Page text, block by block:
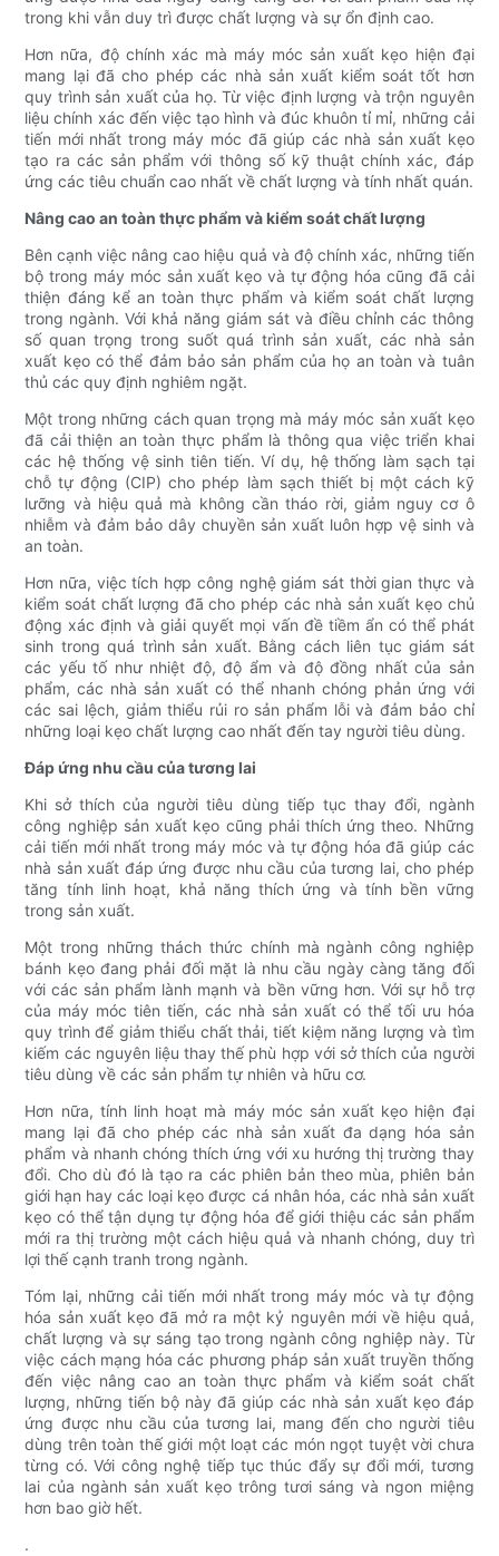
trong khi vẫn duy trì được chất lượng và sự ổn định cao.
Hơn nữa, độ chính xác mà máy móc sản xuất kẹo hiện đại
mang lại đã cho phép các nhà sản xuất kiểm soát tốt hơn
quy trình sản xuất của họ. Từ việc định lượng và trộn nguyên
liệu chính xác đến việc tạo hình và đúc khuôn tỉ mỉ, những cải
tiến mới nhất trong máy móc đã giúp các nhà sản xuất kẹo
tạo ra các sản phẩm với thông số kỹ thuật chính xác, đáp
ứng các tiêu chuẩn cao nhất về chất lượng và tính nhất quán.
Nâng cao an toàn thực phẩm và kiểm soát chất lượng
Bên cạnh việc nâng cao hiệu quả và độ chính xác, những tiến
bộ trong máy móc sản xuất kẹo và tự động hóa cũng đã cải
thiện đáng kể an toàn thực phẩm và kiểm soát chất lượng
trong ngành. Với khả năng giám sát và điều chỉnh các thông
số quan trọng trong suốt quá trình sản xuất, các nhà sản
xuất kẹo có thể đảm bảo sản phẩm của họ an toàn và tuân
thủ các quy định nghiêm ngặt.
Một trong những cách quan trọng mà máy móc sản xuất kẹo
đã cải thiện an toàn thực phẩm là thông qua việc triển khai
các hệ thống vệ sinh tiên tiến. Ví dụ, hệ thống làm sạch tại
chỗ tự động (CIP) cho phép làm sạch thiết bị một cách kỹ
lưỡng và hiệu quả mà không cần tháo rời, giảm nguy cơ ô
nhiễm và đảm bảo dây chuyền sản xuất luôn hợp vệ sinh và
an toàn.
Hơn nữa, việc tích hợp công nghệ giám sát thời gian thực và
kiểm soát chất lượng đã cho phép các nhà sản xuất kẹo chủ
động xác định và giải quyết mọi vấn đề tiềm ẩn có thể phát
sinh trong quá trình sản xuất. Bằng cách liên tục giám sát
các yếu tố như nhiệt độ, độ ẩm và độ đồng nhất của sản
phẩm, các nhà sản xuất có thể nhanh chóng phản ứng với
các sai lệch, giảm thiểu rủi ro sản phẩm lỗi và đảm bảo chỉ
những loại kẹo chất lượng cao nhất đến tay người tiêu dùng.
Đáp ứng nhu cầu của tương lai
Khi sở thích của người tiêu dùng tiếp tục thay đổi, ngành
công nghiệp sản xuất kẹo cũng phải thích ứng theo. Những
cải tiến mới nhất trong máy móc và tự động hóa đã giúp các
nhà sản xuất đáp ứng được nhu cầu của tương lai, cho phép
tăng tính linh hoạt, khả năng thích ứng và tính bền vững
trong sản xuất.
Một trong những thách thức chính mà ngành công nghiệp
bánh kẹo đang phải đối mặt là nhu cầu ngày càng tăng đối
với các sản phẩm lành mạnh và bền vững hơn. Với sự hỗ trợ
của máy móc tiên tiến, các nhà sản xuất có thể tối ưu hóa
quy trình để giảm thiểu chất thải, tiết kiệm năng lượng và tìm
kiếm các nguyên liệu thay thế phù hợp với sở thích của người
tiêu dùng về các sản phẩm tự nhiên và hữu cơ.
Hơn nữa, tính linh hoạt mà máy móc sản xuất kẹo hiện đại
mang lại đã cho phép các nhà sản xuất đa dạng hóa sản
phẩm và nhanh chóng thích ứng với xu hướng thị trường thay
đổi. Cho dù đó là tạo ra các phiên bản theo mùa, phiên bản
giới hạn hay các loại kẹo được cá nhân hóa, các nhà sản xuất
kẹo có thể tận dụng tự động hóa để giới thiệu các sản phẩm
mới ra thị trường một cách hiệu quả và nhanh chóng, duy trì
lợi thế cạnh tranh trong ngành.
Tóm lại, những cải tiến mới nhất trong máy móc và tự động
hóa sản xuất kẹo đã mở ra một kỷ nguyên mới về hiệu quả,
chất lượng và sự sáng tạo trong ngành công nghiệp này. Từ
việc cách mạng hóa các phương pháp sản xuất truyền thống
đến việc nâng cao an toàn thực phẩm và kiểm soát chất
lượng, những tiến bộ này đã giúp các nhà sản xuất kẹo đáp
ứng được nhu cầu của tương lai, mang đến cho người tiêu
dùng trên toàn thế giới một loạt các món ngọt tuyệt vời chưa
từng có. Với công nghệ tiếp tục thúc đẩy sự đổi mới, tương
lai của ngành sản xuất kẹo trông tươi sáng và ngon miệng
hơn bao giờ hết.
.